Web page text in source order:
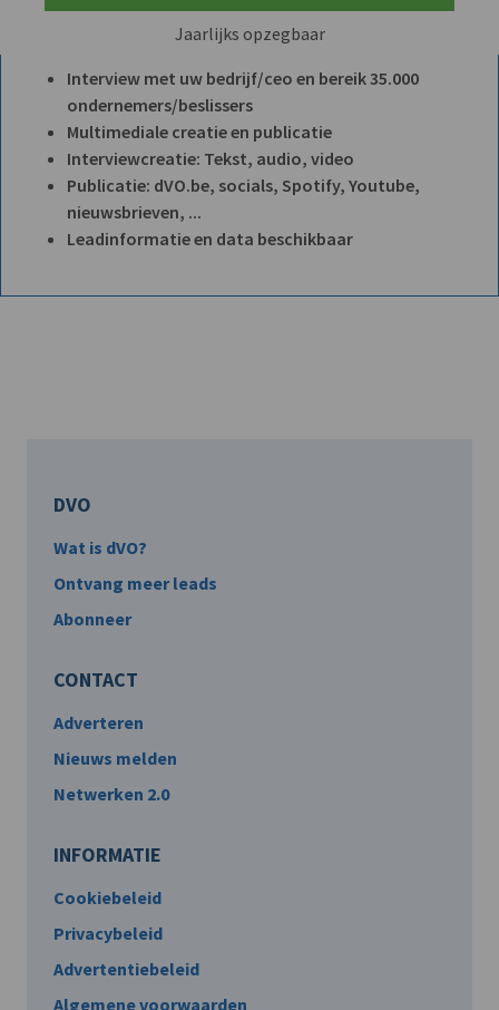
Jaarlijks opzegbaar
Interview met uw bedrijf/ceo en bereik 35.000
ondernemers/beslissers
Multimediale creatie en publicatie
Interviewcreatie: Tekst, audio, video
Publicatie: dVO.be, socials, Spotify, Youtube,
nieuwsbrieven, ...
Leadinformatie en data beschikbaar
DVO
Wat is dVO?
Ontvang meer leads
Abonneer
CONTACT
Adverteren
Nieuws melden
Netwerken 2.0
INFORMATIE
Cookiebeleid
Privacybeleid
Advertentiebeleid
Algemene voorwaarden